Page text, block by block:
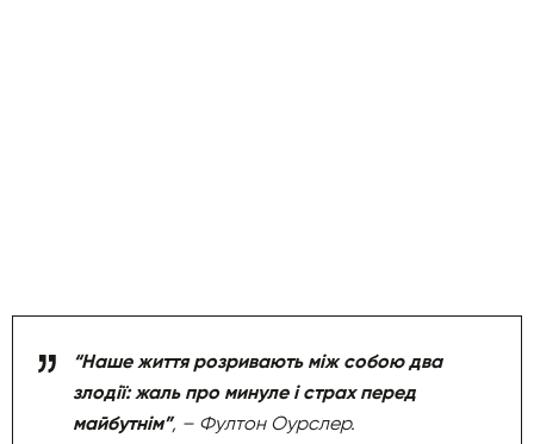
“Наше життя розривають між собою два
злодії: жаль про минуле і страх перед
майбутнім”, – Фултон Оурслер.